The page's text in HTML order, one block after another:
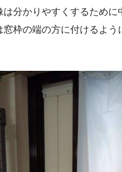
は分かりやすくするために
窓枠の端の方に付けるよう